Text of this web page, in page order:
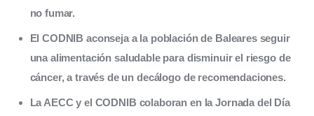
no fumar.
El CODNIB aconseja a la población de Baleares seguir
una alimentación saludable para disminuir el riesgo de
cáncer, a través de un decálogo de recomendaciones.
La AECC y el CODNIB colaboran en la Jornada del Día